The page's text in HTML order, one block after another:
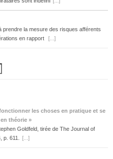
la mesure des risques afférents
en rapport
[...]
les choses en pratique et se
théorie »
Goldfeld, tirée de The Journal of
611.
[...]